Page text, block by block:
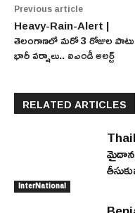
Previous article
Heavy-Rain-Alert |
తెలంగాణలో మరో 3 రోజుల పాటు
భారీ వర్షాలు.. ఐఎండీ అలర్ట్
RELATED ARTICLES
InterNational